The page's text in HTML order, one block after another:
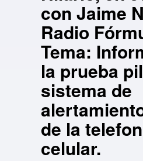
con Jaime
Radio
Tema:
la prueba
sistema de
de la
celular.